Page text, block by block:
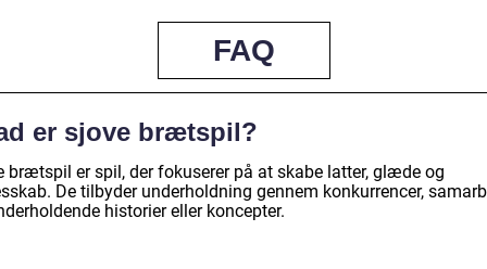
FAQ
er sjove brætspil?
brætspil er spil, der fokuserer på at skabe latter, glæde og
De tilbyder underholdning gennem konkurrencer,
historier eller koncepter.